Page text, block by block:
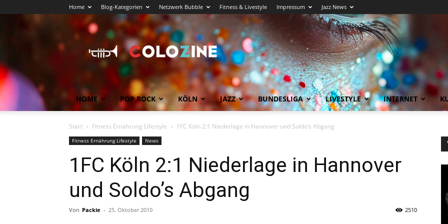
Home Blog-Kategorien Netzwerk Bubble Fitness & Livestyle Impressum Jazz News
Köln
News
COLOZINE
Magazin
HOME POP ROCK KÖLN JAZZ BUNDESLIGA LIVESTYLE INTERNET
Start Fitness Ernährung Lifestyle 1FC Köln 2:1 Niederlage in Hannover und Soldo’s Abgang
Fitness Ernährung Lifestyle News
1FC Köln 2:1 Niederlage in Hannover
und Soldo’s Abgang
Von Packie - 25. Oktober 2010 2510